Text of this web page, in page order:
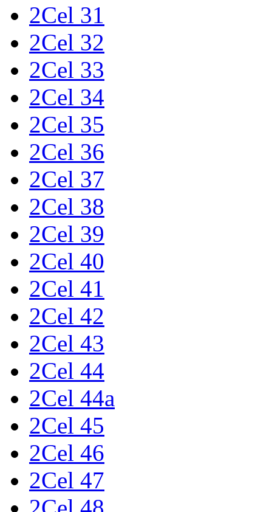
2Cel 31
2Cel 32
2Cel 33
2Cel 34
2Cel 35
2Cel 36
2Cel 37
2Cel 38
2Cel 39
2Cel 40
2Cel 41
2Cel 42
2Cel 43
2Cel 44
2Cel 44a
2Cel 45
2Cel 46
2Cel 47